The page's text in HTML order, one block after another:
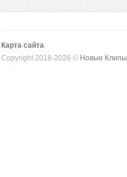
Карта сайта
Copyright 2018-2026 © Новые Клипы